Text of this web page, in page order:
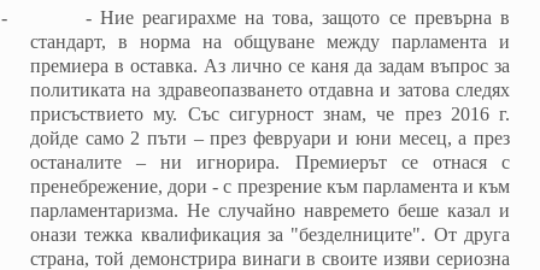
- - Ние реагирахме на това, защото се превърна в
стандарт, в норма на общуване между парламента и
премиера в оставка. Аз лично се каня да задам въпрос за
политиката на здравеопазването отдавна и затова следях
присъствието му. Със сигурност знам, че през 2016 г.
дойде само 2 пъти – през февруари и юни месец, а през
останалите – ни игнорира. Премиерът се отнася с
пренебрежение, дори - с презрение към парламента и към
парламентаризма. Не случайно навремето беше казал и
онази тежка квалификация за "безделниците". От друга
страна, той демонстрира винаги в своите изяви сериозна